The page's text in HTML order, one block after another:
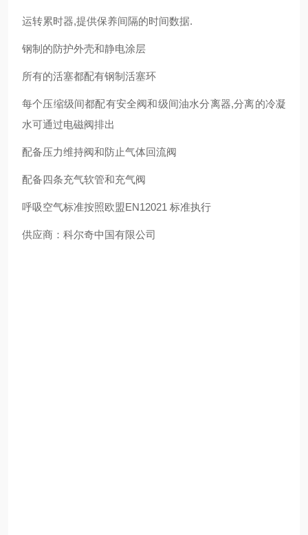
运转累时器,提供保养间隔的时间数据.
钢制的防护外壳和静电涂层
所有的活塞都配有钢制活塞环
每个压缩级间都配有安全阀和级间油水分离器,分离的冷凝
水可通过电磁阀排出
配备压力维持阀和防止气体回流阀
配备四条充气软管和充气阀
呼吸空气标准按照欧盟EN12021 标准执行
供应商：科尔奇中国有限公司